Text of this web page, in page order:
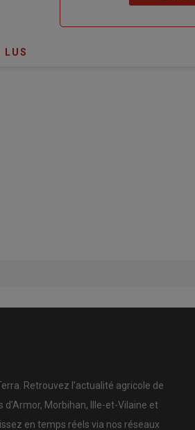
compte"
LUS
Retrouvez l’actualité agricole de
d’Armor, Morbihan, Ille-et-Vilaine et
en temps réels via nos réseaux